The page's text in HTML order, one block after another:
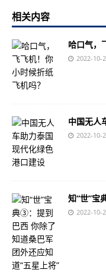
相关内容
哈口气，
2022-10-
中国无人
2022-10-
知“世”宝
2022-10-